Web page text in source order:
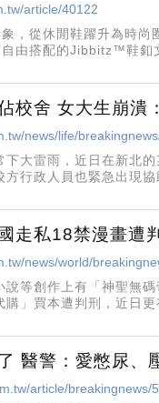
article/40122
，從休閒鞋躍升為時
由搭配的Jibbitz™鞋釦
校舍 女大生崩潰
news/life/
大雷雨，近日在新北
行政人員也緊急出現
走私18禁漫畫遭
news/world/
等創作上有「神聖無
」買本遭判刑，近日
醫警：愛憋尿、
article/breakingnews/